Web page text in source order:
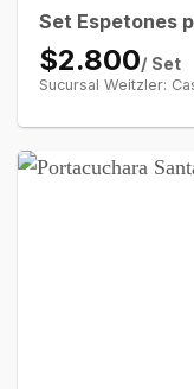
Set Espetones
$2.800/ Set
Sucursal Weitzler: